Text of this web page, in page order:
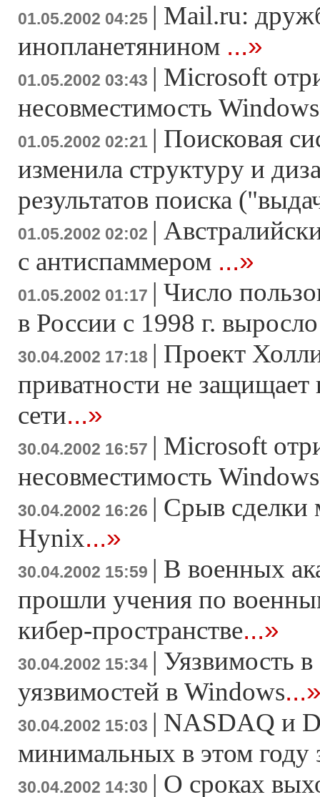
01.05.2002 04:25 | Mail.ru:
инопланетянином ...»
01.05.2002 03:43 | Microsoft
несовместимость Windows
01.05.2002 02:21 | Поисковая
изменила структуру и
результатов поиска
01.05.2002 02:02 |
с антиспаммером ...»
01.05.2002 01:17 | Число
в России с 1998 г.
30.04.2002 17:18 | Проект
приватности не защищает
сети...»
30.04.2002 16:57 | Microsoft
несовместимость Windows
30.04.2002 16:26 | Срыв
Hynix...»
30.04.2002 15:59 | В военных
прошли учения по
кибер-пространстве...»
30.04.2002 15:34 | Уязвимость в
уязвимостей в Windows
30.04.2002 15:03 | NASDAQ и
минимальных в этом году
30.04.2002 14:30 | О сроках